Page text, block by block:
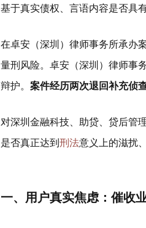
基于真实债权、言语内容是否具
在卓安（深圳）律师事务所承办
量刑风险。卓安（深圳）律师事
辩护。 案件经历两次退回补充侦
对深圳金融科技、助贷、贷后管
是否真正达到刑法意义上的滋扰
一、用户真实焦虑：催收